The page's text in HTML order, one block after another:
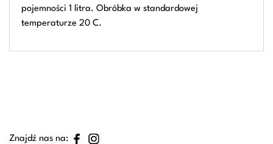
pojemności 1 litra. Obróbka w standardowej
temperaturze 20 C.
Znajdź nas na: